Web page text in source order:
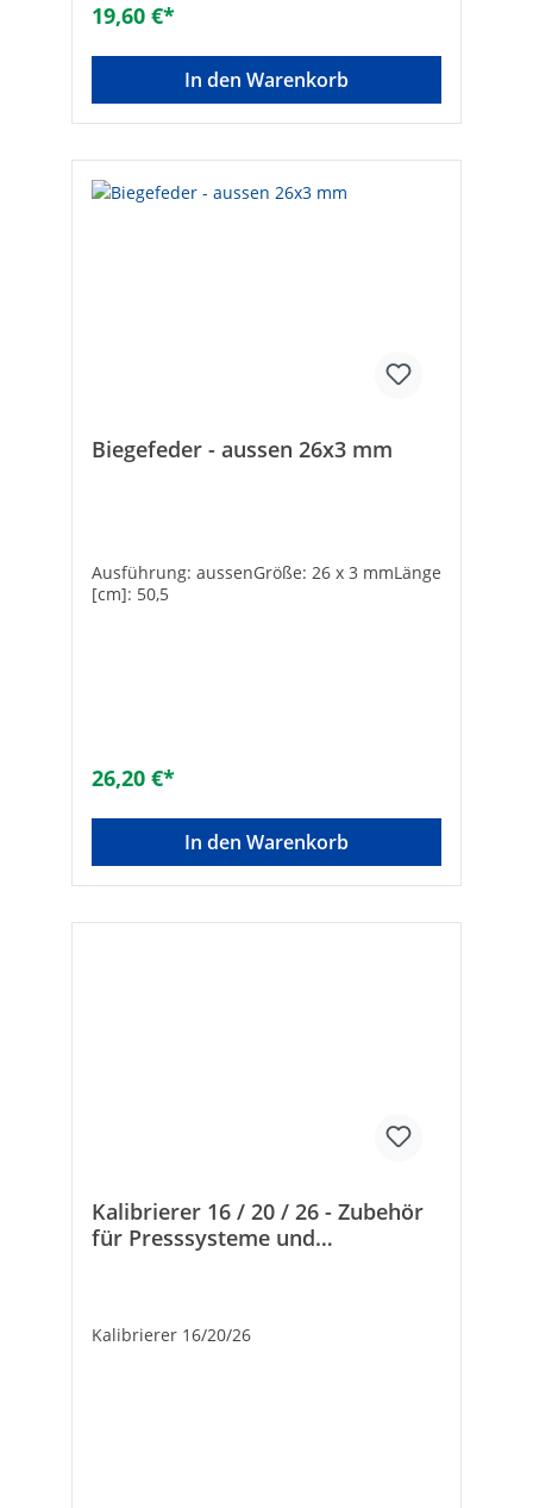
19,60 €*
In den Warenkorb
Biegefeder - aussen 26x3 mm
Ausführung: aussenGröße: 26 x 3 mmLänge
[cm]: 50,5
26,20 €*
In den Warenkorb
Kalibrierer 16 / 20 / 26 - Zubehör
für Presssysteme und
Kalibrierer 16/20/26